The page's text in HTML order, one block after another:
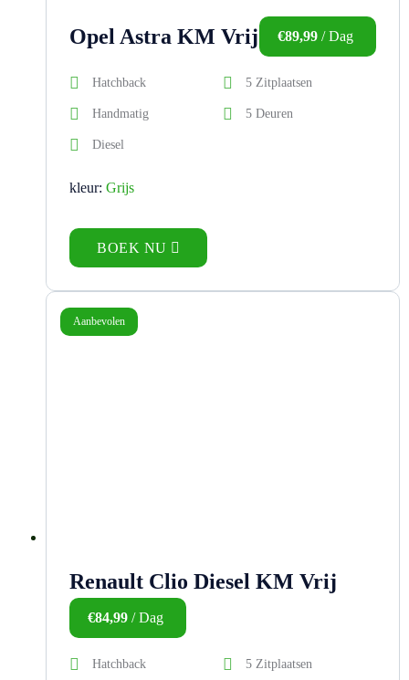
Opel Astra KM Vrij €89,99 / Dag
Hatchback 5 Zitplaatsen
Handmatig 5 Deuren
Diesel
kleur: Grijs
BOEK NU
Aanbevolen
Renault Clio Diesel KM Vrij
€84,99 / Dag
Hatchback 5 Zitplaatsen